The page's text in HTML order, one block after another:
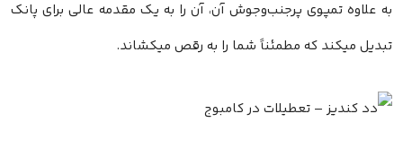
به علاوه تمپوی پرجنب‌وجوش آن، آن را به یک مقدمه عالی برای پانک
تبدیل میکند که مطمئناً شما را به رقص میکشاند.